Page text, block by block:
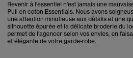
Revenir à l'essentiel n'est jamais une
Pull en coton Essentials. Nous avons
une attention minutieuse aux détails et une
silhouette épurée et la délicate broderie du
permet de l'agencer selon vos envies, en
et élégante de votre garde-robe.